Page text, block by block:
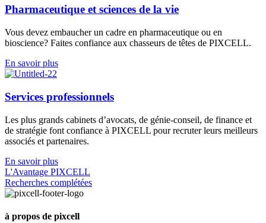
Pharmaceutique et sciences de la vie
Vous devez embaucher un cadre en pharmaceutique ou en
bioscience? Faites confiance aux chasseurs de têtes de PIXCELL.
En savoir plus
Services professionnels
Les plus grands cabinets d’avocats, de génie-conseil, de finance et
de stratégie font confiance à PIXCELL pour recruter leurs meilleurs
associés et partenaires.
En savoir plus
L'Avantage PIXCELL
Recherches complétées
à propos de pixcell